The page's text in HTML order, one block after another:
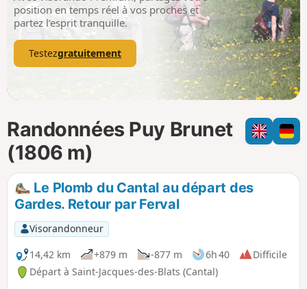
p
position en temps réel à vos proches et
partez l’esprit tranquille.
Testezgratuitement
Randonnées Puy Brunet
(1806 m)
Le Plomb du Cantal au départ des
Gardes. Retour par Ferval
Visorandonneur
14,42 km
+879 m -877 m 6h 40
Difficile
Départ à Saint-Jacques-des-Blats (Cantal)